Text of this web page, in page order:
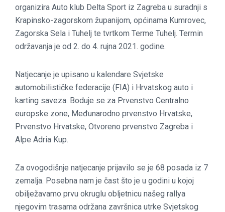
organizira Auto klub Delta Sport iz Zagreba u suradnji s
Krapinsko-zagorskom županijom, općinama Kumrovec,
Zagorska Sela i Tuhelj te tvrtkom Terme Tuhelj. Termin
održavanja je od 2. do 4. rujna 2021. godine.
Natjecanje je upisano u kalendare Svjetske
automobilističke federacije (FIA) i Hrvatskog auto i
karting saveza. Boduje se za Prvenstvo Centralno
europske zone, Međunarodno prvenstvo Hrvatske,
Prvenstvo Hrvatske, Otvoreno prvenstvo Zagreba i
Alpe Adria Kup.
Za ovogodišnje natjecanje prijavilo se je 68 posada iz 7
zemalja. Posebna nam je čast što je u godini u kojoj
obilježavamo prvu okruglu obljetnicu našeg rallya
njegovim trasama održana završnica utrke Svjetskog